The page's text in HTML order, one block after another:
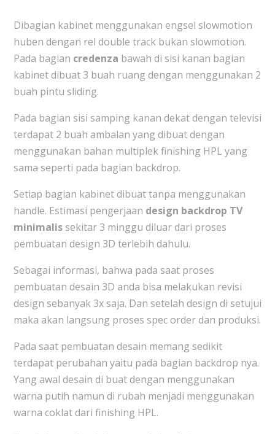
Dibagian kabinet menggunakan engsel slowmotion
huben dengan rel double track bukan slowmotion.
Pada bagian credenza bawah di sisi kanan bagian
kabinet dibuat 3 buah ruang dengan menggunakan 2
buah pintu sliding.
Pada bagian sisi samping kanan dekat dengan televisi
terdapat 2 buah ambalan yang dibuat dengan
menggunakan bahan multiplek finishing HPL yang
sama seperti pada bagian backdrop.
Setiap bagian kabinet dibuat tanpa menggunakan
handle. Estimasi pengerjaan design backdrop TV
minimalissekitar 3 minggu diluar dari proses
pembuatan design 3D terlebih dahulu.
Sebagai informasi, bahwa pada saat proses
pembuatan desain 3D anda bisa melakukan revisi
design sebanyak 3x saja. Dan setelah design di setujui
maka akan langsung proses spec order dan produksi.
Pada saat pembuatan desain memang sedikit
terdapat perubahan yaitu pada bagian backdrop nya.
Yang awal desain di buat dengan menggunakan
warna putih namun di rubah menjadi menggunakan
warna coklat dari finishing HPL.